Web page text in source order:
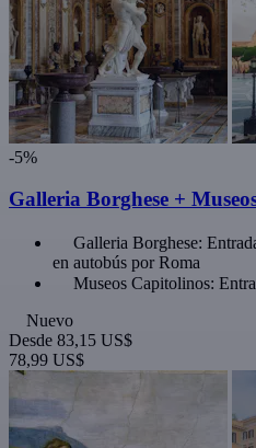
-5%
Galleria Borghese +
Galleria Borghese:
en autobús por Roma
Museos Capitolinos:
Nuevo
Desde 83,15 US$
78,99 US$